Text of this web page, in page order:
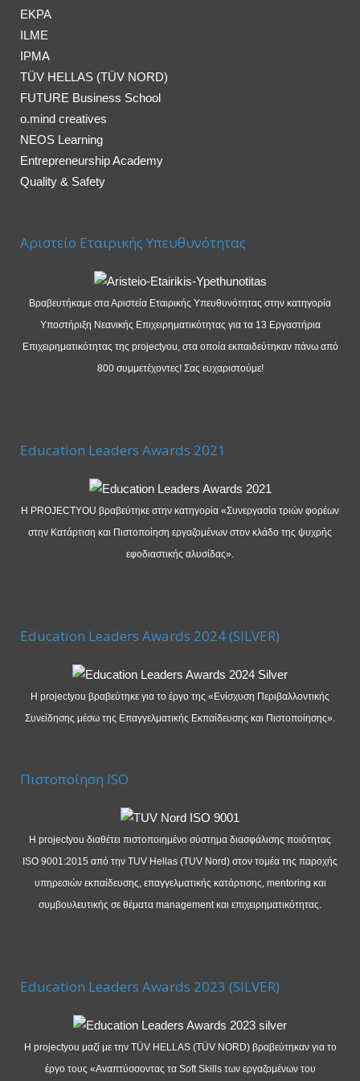
EKPA
ILME
IPMA
TÜV HELLAS (TÜV NORD)
FUTURE Business School
o.mind creatives
NEOS Learning
Entrepreneurship Academy
Quality & Safety
Αριστείο Εταιρικής Υπευθυνότητας
Βραβευτήκαμε στα Αριστεία Εταιρικής Υπευθυνότητας στην κατηγορία
Υποστήριξη Νεανικής Επιχειρηματικότητας για τα 13 Εργαστήρια
Επιχειρηματικότητας της projectyou, στα οποία εκπαιδεύτηκαν πάνω από
800 συμμετέχοντες! Σας ευχαριστούμε!
Education Leaders Awards 2021
Η PROJECTYOU βραβεύτηκε στην κατηγορία «Συνεργασία τριών φορέων
στην Κατάρτιση και Πιστοποίηση εργαζομένων στον κλάδο της ψυχρής
εφοδιαστικής αλυσίδας».
Education Leaders Awards 2024 (SILVER)
Η projectyou βραβεύτηκε για το έργο της «Ενίσχυση Περιβαλλοντικής
Συνείδησης μέσω της Επαγγελματικής Εκπαίδευσης και Πιστοποίησης».
Πιστοποίηση ISO
Η projectyou διαθέτει πιστοποιημένο σύστημα διασφάλισης ποιότητας
ISO 9001:2015 από την TUV Hellas (TUV Nord) στον τομέα της παροχής
υπηρεσιών εκπαίδευσης, επαγγελματικής κατάρτισης, mentoring και
συμβουλευτικής σε θέματα management και επιχειρηματικότητας.
Education Leaders Awards 2023 (SILVER)
Η projectyou μαζί με την TÜV HELLAS (TÜV NORD) βραβεύτηκαν για το
έργο τους «Αναπτύσσοντας τα Soft Skills των εργαζομένων του